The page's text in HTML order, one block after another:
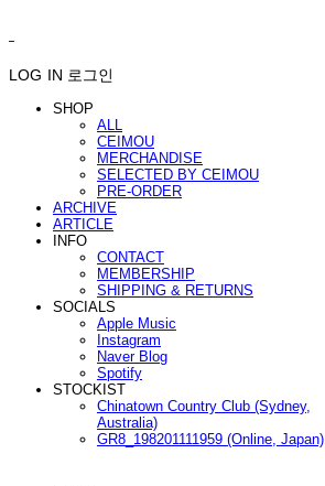
LOG IN 로그인
SHOP
ALL
CEIMOU
MERCHANDISE
SELECTED BY CEIMOU
PRE-ORDER
ARCHIVE
ARTICLE
INFO
CONTACT
MEMBERSHIP
SHIPPING & RETURNS
SOCIALS
Apple Music
Instagram
Naver Blog
Spotify
STOCKIST
Chinatown Country Club (Sydney,
Australia)
GR8_198201111959 (Online, Japan)